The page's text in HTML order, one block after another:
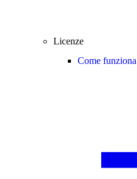
Licenze
Come funziona